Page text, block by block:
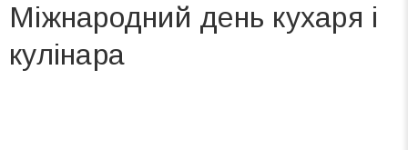
Міжнародний день кухаря і
кулінара